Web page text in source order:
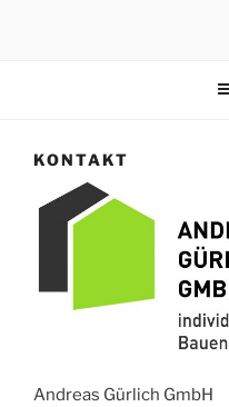
KONTAKT
Andreas Gürlich GmbH